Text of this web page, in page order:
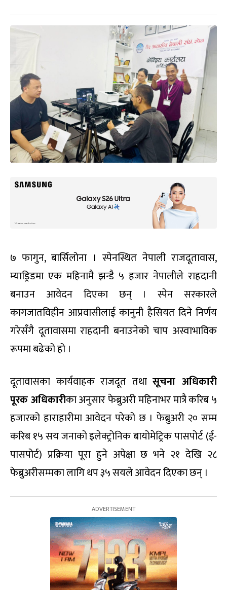
७ फागुन, बार्सिलोना । स्पेनस्थित नेपाली राजदूतावास,
म्याड्रिडमा एक महिनामै झन्डै ५ हजार नेपालीले राहदानी
बनाउन आवेदन दिएका छन् । स्पेन सरकारले
कागजातविहीन आप्रवासीलाई कानुनी हैसियत दिने निर्णय
गरेसँगै दूतावासमा राहदानी बनाउनेको चाप अस्वाभाविक
रूपमा बढेको हो ।
दूतावासका कार्यवाहक राजदूत तथासूचना अधिकारी
पूरक अधिकारीका अनुसार फेब्रुअरी महिनाभर मात्रै करिब ५
हजारको हाराहारीमा आवेदन परेको छ । फेब्रुअरी २० सम्म
करिब १५ सय जनाको इलेक्ट्रोनिक बायोमेट्रिक पासपोर्ट (ई-
पासपोर्ट) प्रक्रिया पूरा हुने अपेक्षा छ भने २१ देखि २८
फेब्रुअरीसम्मका लागि थप ३५ सयले आवेदन दिएका छन् ।